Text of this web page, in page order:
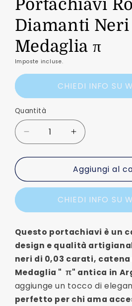
Portachiavi
Diamanti Neri
Medaglia π
Imposte incluse.
CHIEDI INFO SU
Quantità
Quantità
Diminuisci
quantità
per
Portachiavi
Romana
e
Diamanti
Neri
Medaglia
π
Aumenta
quantità
per
Portachiavi
Romana
e
Diamanti
Neri
Medaglia
π
Aggiungi al
CHIEDI INFO SU
Questo portachiavi è un
design e qualità
neri di 0,03 carati, catena
Medaglia " π" antica in
aggiunge un tocco di
perfetto per chi ama